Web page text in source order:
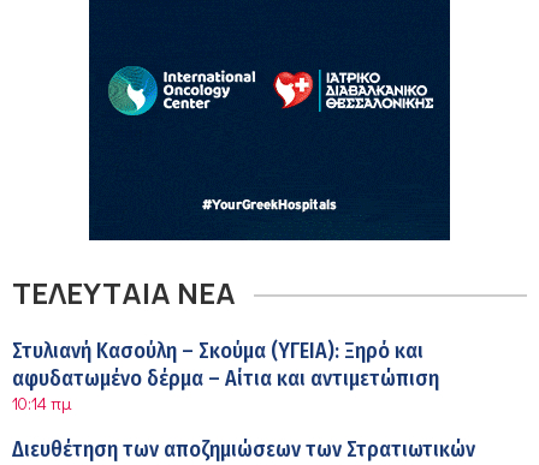
ΤΕΛΕΥΤΑΙΑ ΝΕΑ
Στυλιανή Κασούλη – Σκούμα (ΥΓΕΙΑ): Ξηρό και
αφυδατωμένο δέρμα – Αίτια και αντιμετώπιση
10:14 πμ
Διευθέτηση των αποζημιώσεων των Στρατιωτικών